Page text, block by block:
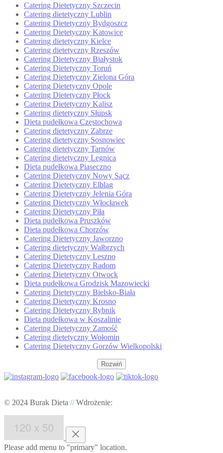
Catering Dietetyczny Szczecin
Catering dietetyczny Lublin
Catering Dietetyczny Bydgoszcz
Catering Dietetyczny Katowice
Catering dietetyczny Kielce
Catering dietetyczny Rzeszów
Catering Dietetyczny Białystok
Catering Dietetyczny Toruń
Catering Dietetyczny Zielona Góra
Catering Dietetyczny Opole
Catering Dietetyczny Płock
Catering Dietetyczny Kalisz
Catering dietetyczny Słupsk
Dieta pudełkowa Częstochowa
Catering dietetyczny Zabrze
Catering dietetyczny Sosnowiec
Catering dietetyczny Tarnów
Catering dietetyczny Legnica
Dieta pudełkowa Piaseczno
Catering Dietetyczny Nowy Sącz
Catering Dietetyczny Elbląg
Catering Dietetyczny Jelenia Góra
Catering Dietetyczny Włocławek
Catering Dietetyczny Piła
Dieta pudełkowa Pruszków
Dieta pudełkowa Chorzów
Catering Dietetyczny Jaworzno
Catering dietetyczny Wałbrzych
Catering Dietetyczny Leszno
Catering Dietetyczny Radom
Catering Dietetyczny Otwock
Dieta pudełkowa Grodzisk Mazowiecki
Catering Dietetyczny Bielsko-Biała
Catering Dietetyczny Krosno
Catering Dietetyczny Rybnik
Dieta pudełkowa w Koszalinie
Catering Dietetyczny Zamość
Catering dietetyczny Wołomin
Catering Dietetyczny Gorzów Wielkopolski
Rozwiń
© 2024 Burak Dieta //Wdrożenie:
Please add menu to "primary" location.